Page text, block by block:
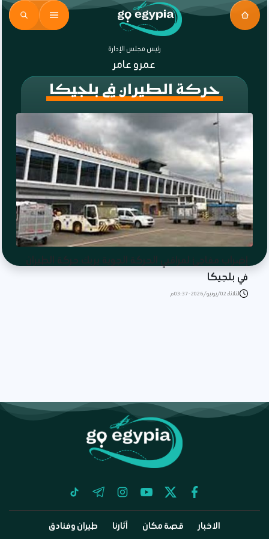
رئيس مجلس الإدارة
عمرو عامر
حركة الطيران في بلجيكا
إضراب مفاجئ لمراقبي الحركة الجوية يربك حركة الطيران
في بلجيكا
الثلاثاء 02/يونيو/2026 - 03:37 م
facebook
twitter
youtube
instagram
telegram
tiktok
الاخبار قصة مكان آثارنا طيران وفنادق